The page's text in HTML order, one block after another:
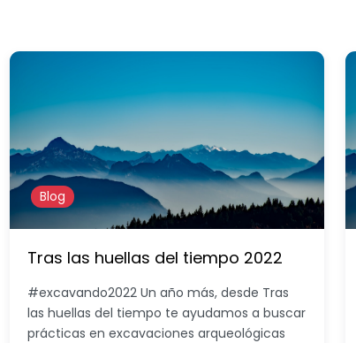
Blog
Tras las huellas del tiempo 2022
#excavando2022 Un año más, desde Tras
las huellas del tiempo te ayudamos a buscar
prácticas en excavaciones arqueológicas